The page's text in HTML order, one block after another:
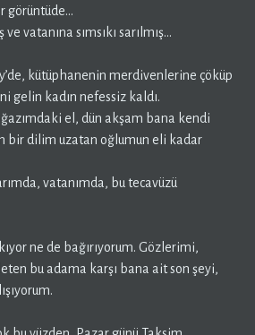
görüntüde…
vatanına sımsıkı sarılmış…
kütüphanenin merdivenlerine çöküp
gelin kadın nefessiz kaldı.
el, dün akşam bana kendi
bir dilim uzatan oğlumun eli kadar
vatanımda, bu tecavüzü
ne de bağırıyorum. Gözlerimi,
bu adama karşı bana ait son şeyi,